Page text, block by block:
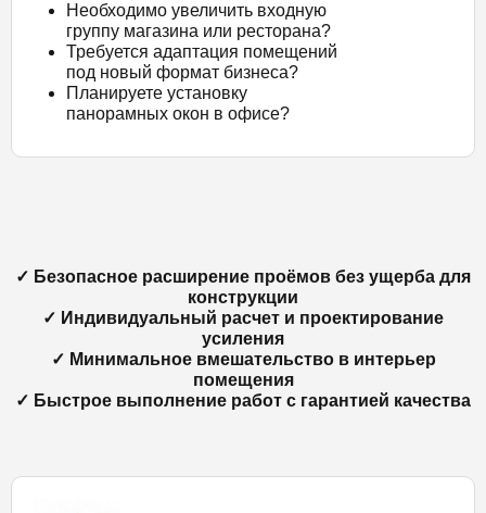
Необходимо увеличить входную
группу магазина или ресторана?
Требуется адаптация помещений
под новый формат бизнеса?
Планируете установку
панорамных окон в офисе?
✓ Безопасное расширение проёмов без ущерба для
конструкции
✓ Индивидуальный расчет и проектирование
усиления
✓ Минимальное вмешательство в интерьер
помещения
✓ Быстрое выполнение работ с гарантией качества